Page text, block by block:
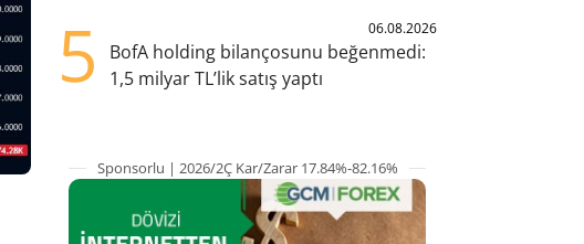
5 06.08.2026
BofA holding bilançosunu beğenmedi:
1,5 milyar TL’lik satış yaptı
Sponsorlu | 2026/2Ç Kar/Zarar 17.84%-82.16%